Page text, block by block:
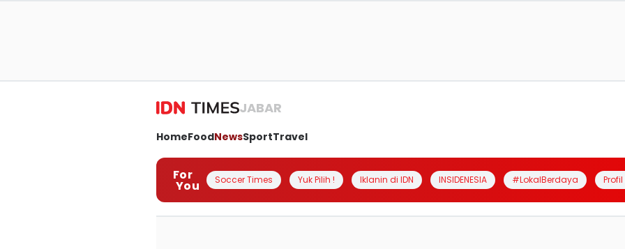
JABAR
HomeFoodNewsSportTravel
For
You Soccer Times Yuk Pilih ! Iklanin di IDN INSIDENESIA #LokalBerdaya